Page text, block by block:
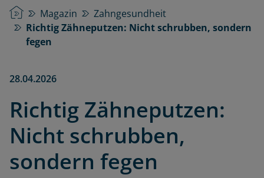
StartseiteMagazin
Zahngesundheit
Richtig Zähneputzen: Nicht schrubben, sondern
fegen
28.04.2026
Richtig Zähneputzen:
Nicht schrubben,
sondern fegen